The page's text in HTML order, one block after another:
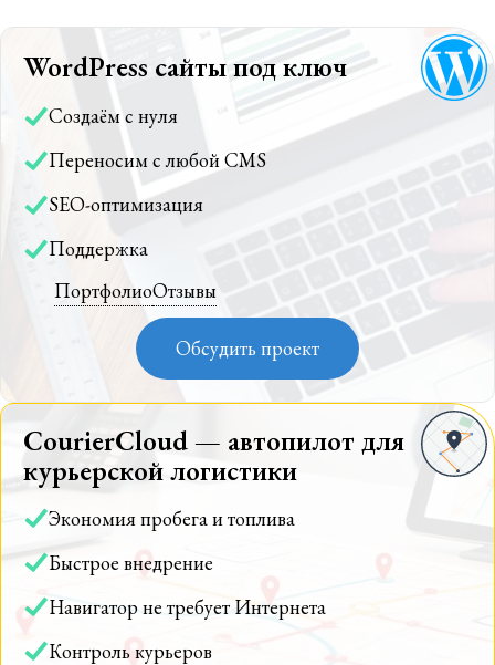
WordPress сайты под ключ
Создаём с нуля
Переносим с любой CMS
SEO-оптимизация
Поддержка
ПортфолиоОтзывы
Обсудить проект
CourierCloud — автопилот для
курьерской логистики
Экономия пробега и топлива
Быстрое внедрение
Навигатор не требует Интернета
Контроль курьеров